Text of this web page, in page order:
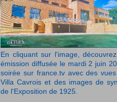
En cliquant sur l'image,
émission diffusée le mardi 2 juin
soirée sur france.tv avec des
Villa Cavrois et des images de
de l'Exposition de 1925.